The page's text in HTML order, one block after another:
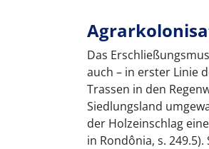
Das
auch – in erster Linie
Trassen in den
Siedlungsland
der Holzeinschlag
in Rondônia, s.